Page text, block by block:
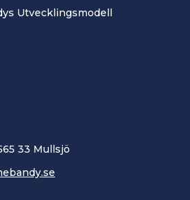
Utvecklingsmodell
33 Mullsjö